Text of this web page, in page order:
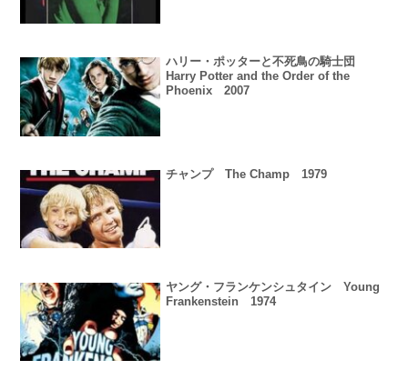
ハリー・ポッターと不死鳥の騎士団
Harry Potter and the Order of the
Phoenix 2007
チャンプ The Champ 1979
ヤング・フランケンシュタイン Young
Frankenstein 1974